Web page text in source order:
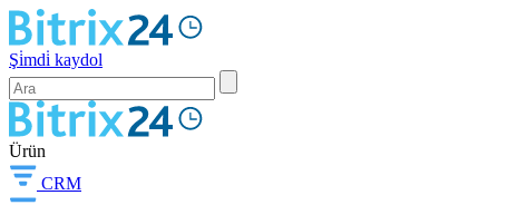
Şi̇mdi̇ kaydol
Ürün
CRM